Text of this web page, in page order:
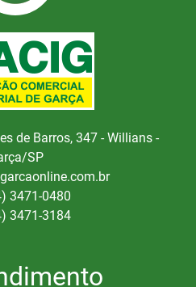
de Barros, 347 - Willians -
SP
3471-0480
3471-3184